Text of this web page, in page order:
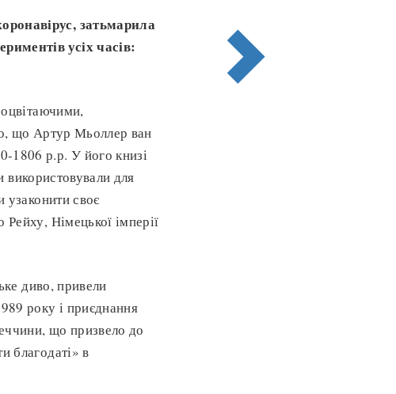
затьмарила
усіх часів:
що Артур Мьоллер ван
1806 р.р. У його книзі
використовували для
узаконити своє
Німецької імперії
диво, привели
року і приєднання
що призвело до
благодаті» в